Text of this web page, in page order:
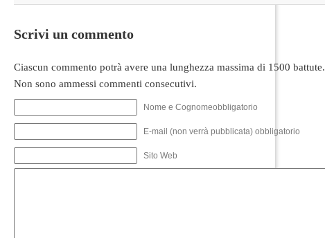
Scrivi un commento
Ciascun commento potrà avere una lunghezza massima di 1500 battute.
Non sono ammessi commenti consecutivi.
Nome e Cognomeobbligatorio
E-mail (non verrà pubblicata) obbligatorio
Sito Web